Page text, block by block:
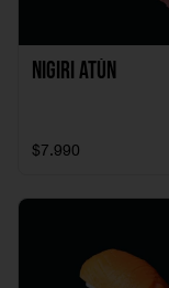
Nigiri Atún
$7.990